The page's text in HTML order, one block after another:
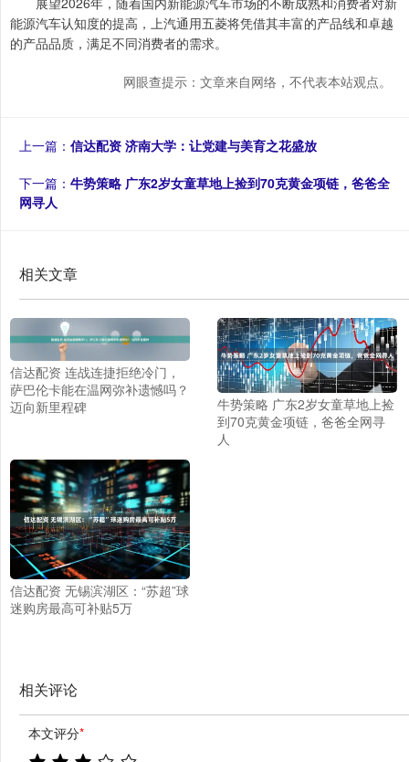
能源汽车认知度的提高，上汽通用五菱将凭借其丰富的产品线和卓越
的产品品质，满足不同消费者的需求。
网眼查提示：文章来自网络，不代表本站观点。
上一篇： 信达配资 济南大学：让党建与美育之花盛放
下一篇： 牛势策略 广东2岁女童草地上捡到70克黄金项链，爸爸全
网寻人
相关文章
信达配资 连战连捷拒绝冷门，
萨巴伦卡能在温网弥补遗憾吗？
迈向新里程碑
牛势策略 广东2岁女童草地上捡
到70克黄金项链，爸爸全网寻
人
信达配资 无锡滨湖区：“苏超”球
迷购房最高可补贴5万
相关评论
本文评分*